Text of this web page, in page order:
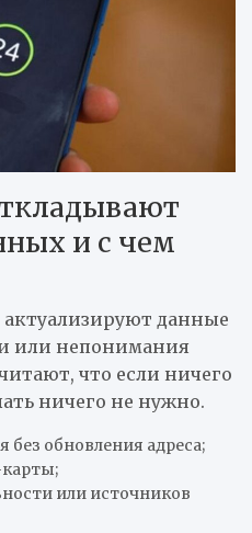
и с чем
данные
или непонимания
что если ничего
ничего не нужно.
обновления адреса;
карты;
или источников